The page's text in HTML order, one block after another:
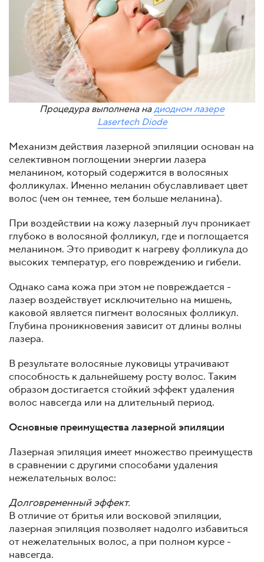
Процедура выполнена надиодном лазере
Lasertech Diode
Механизм действия лазерной эпиляции основан на
селективном поглощении энергии лазера
меланином, который содержится в волосяных
фолликулах. Именно меланин обуславливает цвет
волос (чем он темнее, тем больше меланина).
При воздействии на кожу лазерный луч проникает
глубоко в волосяной фолликул, где и поглощается
меланином. Это приводит к нагреву фолликула до
высоких температур, его повреждению и гибели.
Однако сама кожа при этом не повреждается -
лазер воздействует исключительно на мишень,
каковой является пигмент волосяных фолликул.
Глубина проникновения зависит от длины волны
лазера.
В результате волосяные луковицы утрачивают
способность к дальнейшему росту волос. Таким
образом достигается стойкий эффект удаления
волос навсегда или на длительный период.
Основные преимущества лазерной эпиляции
Лазерная эпиляция имеет множество преимуществ
в сравнении с другими способами удаления
нежелательных волос:
Долговременный эффект.
В отличие от бритья или восковой эпиляции,
лазерная эпиляция позволяет надолго избавиться
от нежелательных волос, а при полном курсе -
навсегда.